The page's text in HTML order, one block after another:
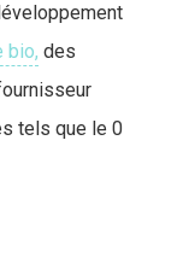
bio, des
tels que le 0